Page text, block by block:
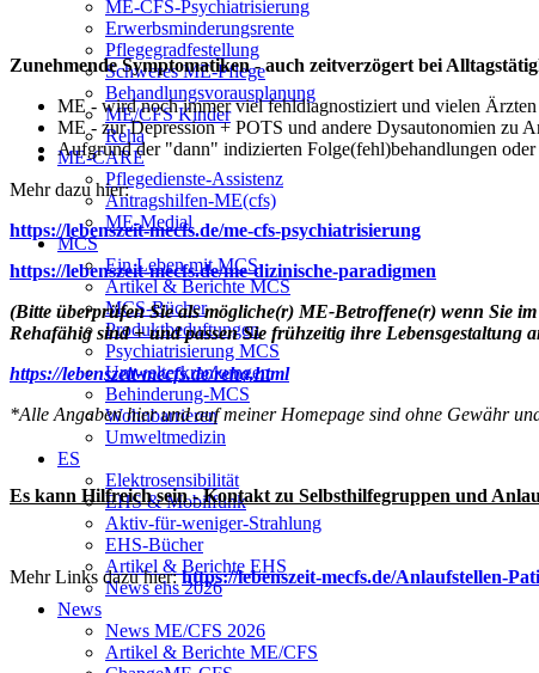
ME-CFS-Psychiatrisierung
Erwerbsminderungsrente
Pflegegradfestellung
Schweres ME-Pflege
Behandlungsvorausplanung
ME/CFS Kinder
Reha
ME-CARE
Pflegedienste-Assistenz
Antragshilfen-ME(cfs)
ME-Medial
MCS
Ein Leben mit MCS
Artikel & Berichte MCS
MCS-Bücher
Produktbeduftungen
Psychiatrisierung MCS
Umwelterkrankungen
Behinderung-MCS
Wohnbarrieren
Umweltmedizin
ES
Elektrosensibilität
EHS & Mobilfunk
Aktiv-für-weniger-Strahlung
EHS-Bücher
Artikel & Berichte EHS
News ehs 2026
News
News ME/CFS 2026
Artikel & Berichte ME/CFS
Zunehmende Symptomatiken - auch zeitverzögert bei
ME - wird noch immer viel fehldiagnostiziert und vielen
ME - zur Depression + POTS und andere Dysautonomien zu
Aufgrund der "dann" indizierten Folge(fehl)behandlungen
Mehr dazu hier:
https://lebenszeit-mecfs.de/me-cfs-psychiatrisierung
https://lebenszeit-mecfs.de/me-dizinische-paradigmen
(Bitte überprüfen Sie als mögliche(r) ME-Betroffene(r) wenn Sie
Rehafähig sind + und passen Sie frühzeitig ihre Lebensgestaltung
https://lebenszeit-mecfs.de/reha.html
*Alle Angaben hier und auf meiner Homepage sind ohne Gewähr
Es kann Hilfreich sein - Kontakt zu Selbsthilfegruppen und
Mehr Links dazu hier:https://lebenszeit-mecfs.de/Anlaufstellen-